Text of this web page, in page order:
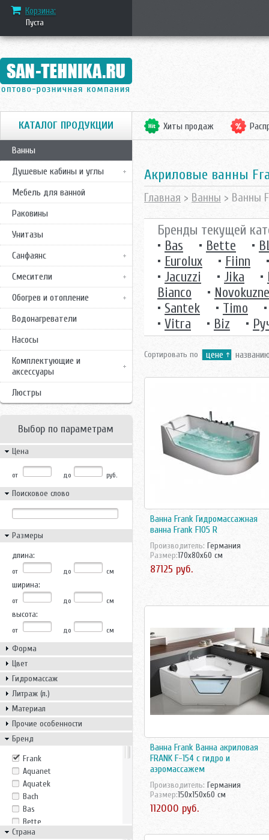
Корзина:
Пуста
КАТАЛОГ ПРОДУКЦИИ
Ванны
Душевые кабины и углы
Мебель для ванной
Раковины
Унитазы
Санфаянс
Смесители
Обогрев и отопление
Водонагреватели
Насосы
Комплектующие и
аксессуары
Люстры
Выбор по параметрам
Цена
от до руб.
Поисковое слово
Размеры
длина:
от до см
ширина:
от до см
высота:
от до см
Форма
Цвет
Гидромассаж
Литраж (л.)
Материал
Прочие особенности
Бренд
Frank
Aquanet
Aquatek
Bach
Bas
Bette
BLB
Страна
Хиты продаж
Акриловые ванны
Главная > Ванны > Ванны
Бренды текущей
• Bas • Bette •
• Eurolux • Fiinn
• Jacuzzi • Jika •
Bianco
•
• Santek • Timo
• Vitra • Вiz •
Сортировать по цене
Ванна Frank Гидромассажная
ванна Frank F105 R
Производитель: Германия
Размер:170x80x60 см
87125 руб.
Ванна Frank Ванна акриловая
FRANK F-154 с гидро и
аэромассажем
Производитель: Германия
Размер:150x150x60 см
112000 руб.